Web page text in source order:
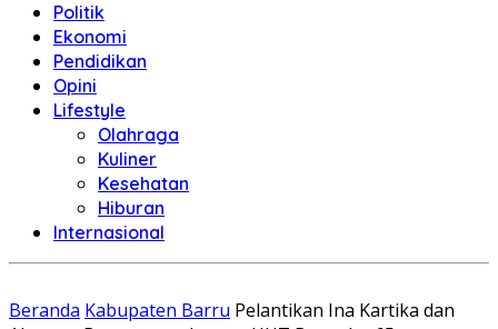
Politik
Ekonomi
Pendidikan
Opini
Lifestyle
Olahraga
Kuliner
Kesehatan
Hiburan
Internasional
Beranda Kabupaten Barru Pelantikan Ina Kartika dan